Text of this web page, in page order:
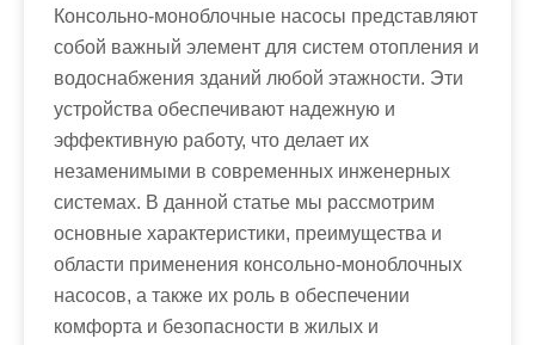
Консольно-моноблочные насосы представляют
собой важный элемент для систем отопления и
водоснабжения зданий любой этажности. Эти
устройства обеспечивают надежную и
эффективную работу, что делает их
незаменимыми в современных инженерных
системах. В данной статье мы рассмотрим
основные характеристики, преимущества и
области применения консольно-моноблочных
насосов, а также их роль в обеспечении
комфорта и безопасности в жилых и